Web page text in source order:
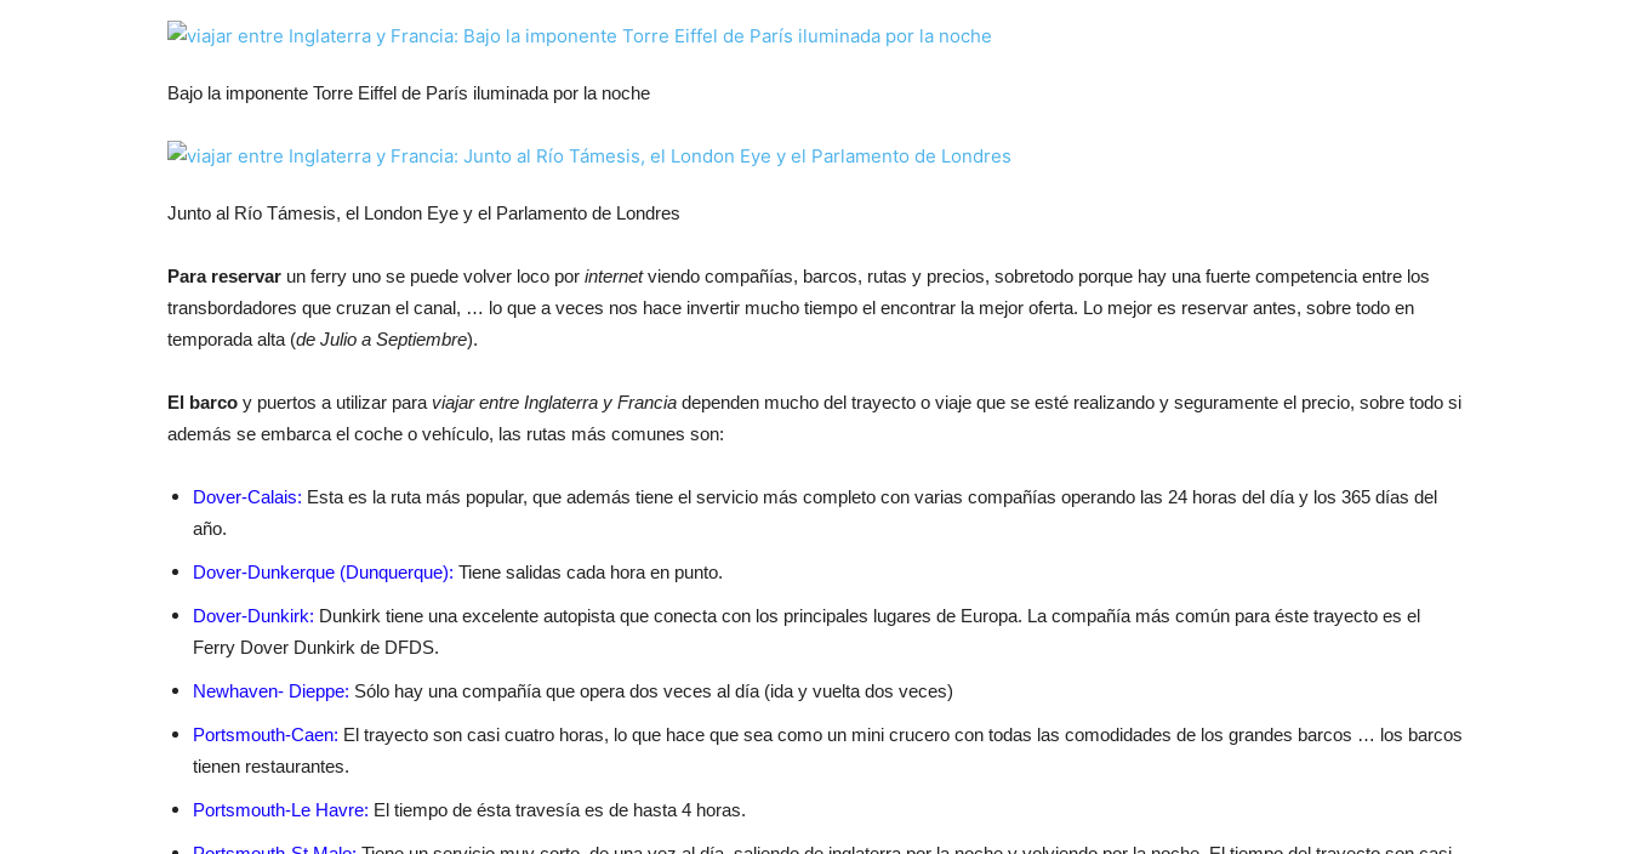
Bajo la imponente Torre Eiffel de París iluminada por la noche
Junto al Río Támesis, el London Eye y el Parlamento de Londres
Para reservar un ferry uno se puede volver loco por internetviendo compañías, barcos, rutas y precios, sobretodo porque hay una fuerte competencia entre los
transbordadores que cruzan el canal, … lo que a veces nos hace invertir mucho tiempo el encontrar la mejor oferta. Lo mejor es reservar antes, sobre todo en
temporada alta (de Julio a Septiembre).
El barco y puertos a utilizar para viajar entre Inglaterra y Francia dependen mucho del trayecto o viaje que se esté realizando y seguramente el precio, sobre todo si
además se embarca el coche o vehículo, las rutas más comunes son:
Dover-Calais: Esta es la ruta más popular, que además tiene el servicio más completo con varias compañías operando las 24 horas del día y los 365 días del
año.
Dover-Dunkerque (Dunquerque): Tiene salidas cada hora en punto.
Dover-Dunkirk: Dunkirk tiene una excelente autopista que conecta con los principales lugares de Europa. La compañía más común para éste trayecto es el
Ferry Dover Dunkirk de DFDS.
Newhaven- Dieppe: Sólo hay una compañía que opera dos veces al día (ida y vuelta dos veces)
Portsmouth-Caen: El trayecto son casi cuatro horas, lo que hace que sea como un mini crucero con todas las comodidades de los grandes barcos … los barcos
tienen restaurantes.
Portsmouth-Le Havre: El tiempo de ésta travesía es de hasta 4 horas.